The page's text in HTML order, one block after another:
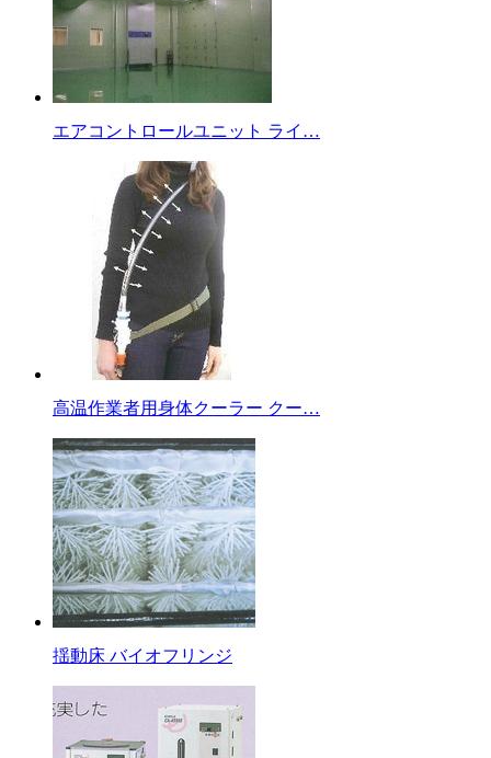
エアコントロールユニット ライ…
高温作業者用身体クーラー クー…
揺動床 バイオフリンジ